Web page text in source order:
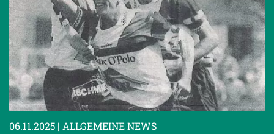
06.11.2025 | ALLGEMEINE NEWS